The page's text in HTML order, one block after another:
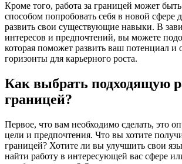
Кроме того, работа за границей может
способом попробовать себя в новой сфере
развить свои существующие навыки. В
интересов и предпочтений, вы можете
которая поможет развить ваш потенциал и
горизонты для карьерного роста.
Как выбрать подходящую
границей?
Первое, что вам необходимо сделать, это
цели и предпочтения. Что вы хотите
границей? Хотите ли вы улучшить свои
найти работу в интересующей вас сфере